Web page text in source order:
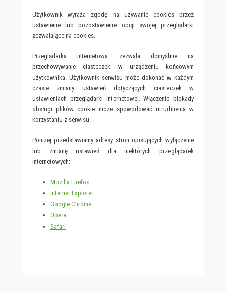
Użytkownik wyraża zgodę na używanie cookies przez
ustawienie lub pozostawienie opcji swojej przeglądarki
zezwalające na cookies.
Przeglądarka internetowa zezwala domyślnie na
przechowywanie ciasteczek w urządzeniu końcowym
użytkownika. Użytkownik serwisu może dokonać w każdym
czasie zmiany ustawień dotyczących ciasteczek w
ustawieniach przeglądarki internetowej. Włączenie blokady
obsługi plików cookie może spowodować utrudnienia w
korzystaniu z serwisu.
Poniżej przedstawiamy adresy stron opisujących wyłączenie
lub zmianę ustawień dla niektórych przeglądarek
internetowych:
Mozilla Firefox
Internet Explorer
Google Chrome
Opera
Safari